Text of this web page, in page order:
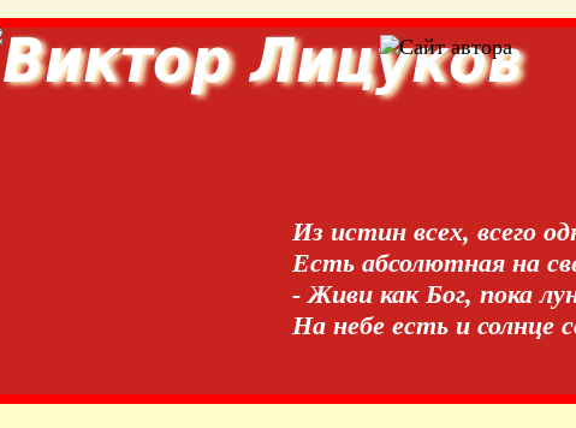
Из истин всех, всего
Есть абсолютная на
- Живи как Бог, пока
На небе есть и солнце